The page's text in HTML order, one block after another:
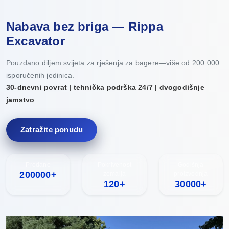
Nabava bez briga — Rippa
Excavator
Pouzdano diljem svijeta za rješenja za bagere—više od 200.000
isporučenih jedinica.
30-dnevni povrat | tehnička podrška 24/7 | dvogodišnje
jamstvo
Zatražite ponudu
200000+
120+ 30000+